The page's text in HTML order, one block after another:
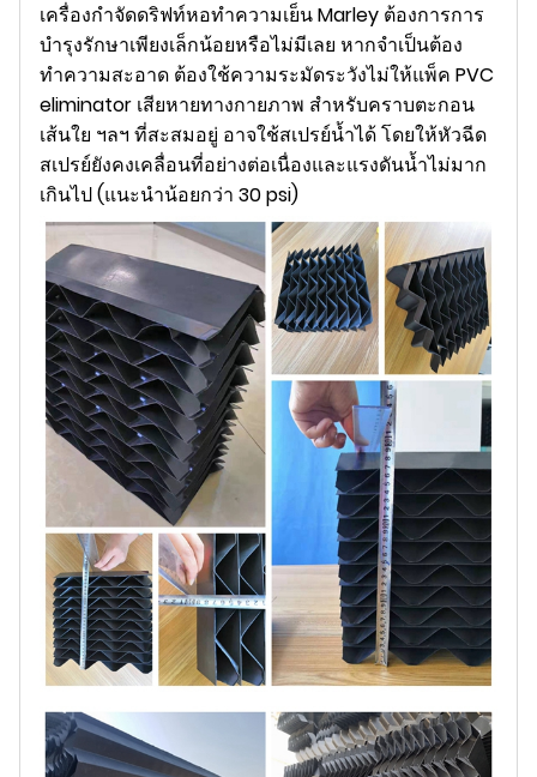
เครื่องกำจัดดริฟท์หอทำความเย็น Marley ต้องการการ
บำรุงรักษาเพียงเล็กน้อยหรือไม่มีเลย หากจำเป็นต้อง
ทำความสะอาด ต้องใช้ความระมัดระวังไม่ให้แพ็ค PVC
eliminator เสียหายทางกายภาพ สำหรับคราบตะกอน
เส้นใย ฯลฯ ที่สะสมอยู่ อาจใช้สเปรย์น้ำได้ โดยให้หัวฉีด
สเปรย์ยังคงเคลื่อนที่อย่างต่อเนื่องและแรงดันน้ำไม่มาก
เกินไป (แนะนำน้อยกว่า 30 psi)